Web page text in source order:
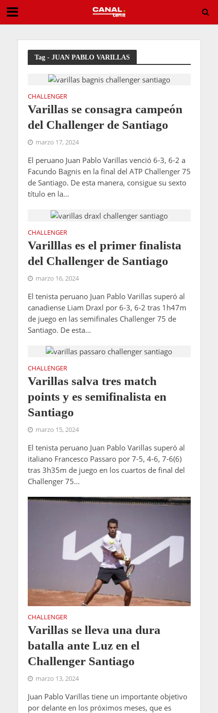
Tirante vuelve a sacudir Montreal y deja al campeón de 2024 fuera del torneo
Tag - JUAN PABLO VARILLAS
CHALLENGER
Varillas se consagra campeón
del Challenger de Santiago
marzo 17, 2024
El peruano Juan Pablo Varillas venció 6-3, 6-2 a
Facundo Bagnis en la final del ATP Challenger 75
de Santiago. De esta manera, consigue su sexto
título en la...
CHALLENGER
Varilllas es el primer finalista
del Challenger de Santiago
marzo 16, 2024
El tenista peruano Juan Pablo Varillas superó al
canadiense Liam Draxl por 6-3, 6-2 tras 1h47m
de juego en las semifinales Challenger 75 de
Santiago. De esta...
CHALLENGER
Varillas salva tres match
points y es semifinalista en
Santiago
marzo 15, 2024
El tenista peruano Juan Pablo Varillas superó al
italiano Francesco Passaro por 7-5, 4-6, 7-6(6)
tras 3h35m de juego en los cuartos de final del
Challenger 75...
CHALLENGER
Varillas se lleva una dura
batalla ante Luz en el
Challenger Santiago
marzo 13, 2024
Juan Pablo Varillas tiene un importante objetivo
por delante en los próximos meses, que es